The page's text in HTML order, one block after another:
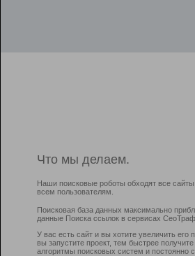
Что мы делаем.
Наши поисковые роботы обходят все
всем пользователям.
Поисковая база данных максимально
данные Поиска ссылок в сервисах
У вас есть сайт и вы хотите увеличить
вы запустите проект, тем быстрее
алгоритмы поисковых систем и постоянно